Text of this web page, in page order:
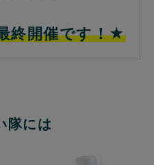
終開催です！★
隊には